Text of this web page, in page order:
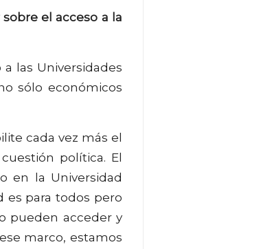
el acceso a la
las Universidades
sólo económicos
cada vez más el
política. El
en la Universidad
es para todos pero
pueden acceder y
marco, estamos